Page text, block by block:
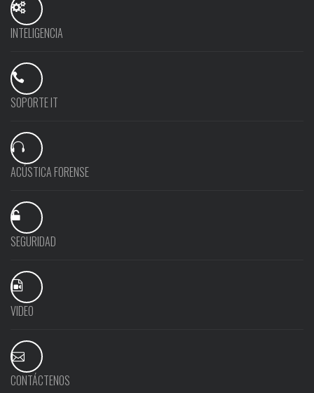
INTELIGENCIA
SOPORTE IT
ACÚSTICA FORENSE
SEGURIDAD
VIDEO
CONTÁCTENOS